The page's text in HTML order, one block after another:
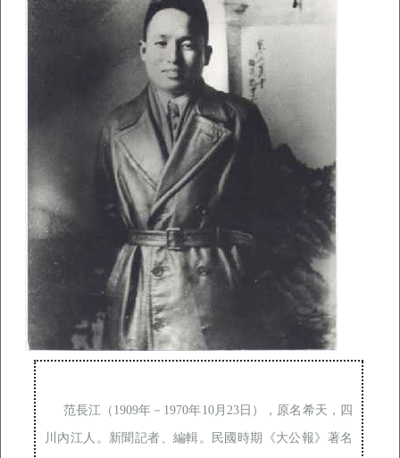
范長江（1909年－1970年10月23日），原名希天，四
川內江人。新聞記者、編輯。民國時期《大公報》著名